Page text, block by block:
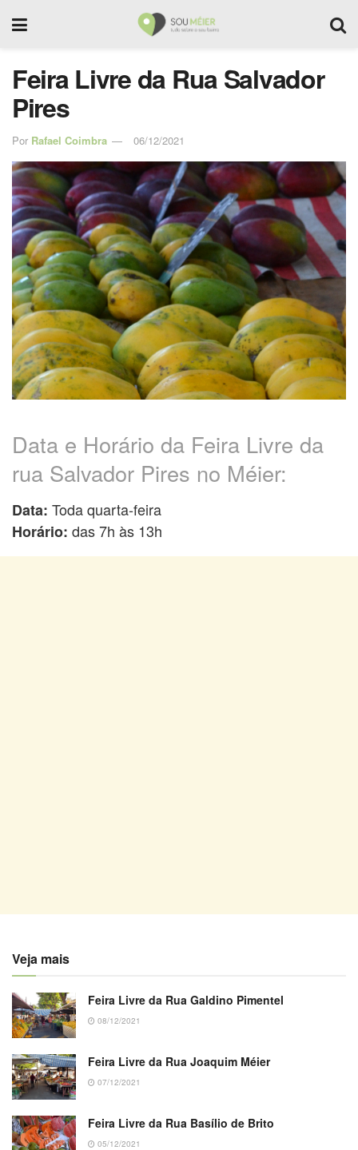
Feira Livre da Rua Salvador
Pires
Por Rafael Coimbra 06/12/2021
Data e Horário da Feira Livre da
rua Salvador Pires no Méier:
Data: Toda quarta-feira
Horário: das 7h às 13h
Veja mais
Feira Livre da Rua Galdino Pimentel
08/12/2021
Feira Livre da Rua Joaquim Méier
07/12/2021
Feira Livre da Rua Basílio de Brito
05/12/2021